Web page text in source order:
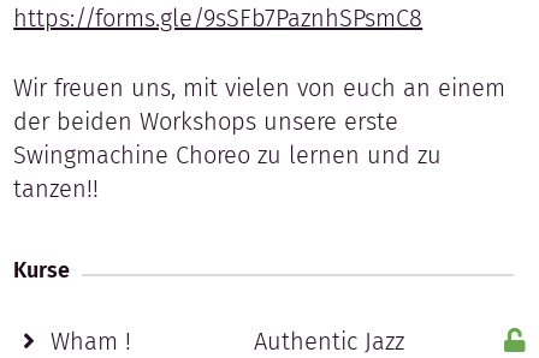
https://forms.gle/9sSFb7PaznhSPsmC8
Wir freuen uns, mit vielen von euch an einem
der beiden Workshops unsere erste
Swingmachine Choreo zu lernen und zu
tanzen!!
Kurse
Wham !
Authentic Jazz